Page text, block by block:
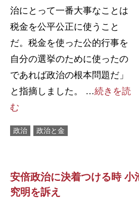
治にとって一番大事なことは
税金を公平公正に使うこと
だ。税金を使った公的行事を
自分の選挙のために使ったの
であれば政治の根本問題だ」
と指摘しました。 …続きを読
む
政治 政治と金
安倍政治に決着つける時 小
究明を訴え